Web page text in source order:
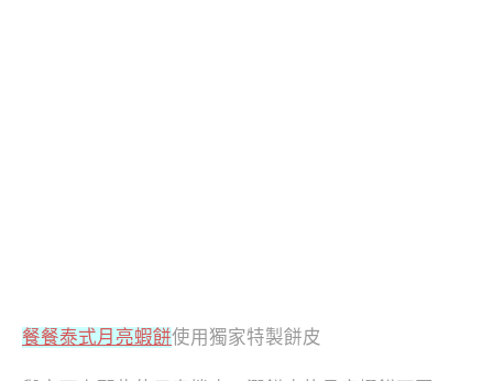
餐餐泰式月亮蝦餅使用獨家特製餅皮